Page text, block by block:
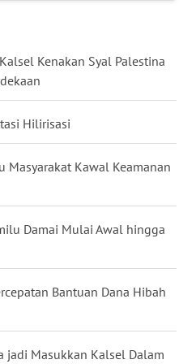
Kenakan Syal Palestina
Hilirisasi
Masyarakat Kawal Keamanan
Damai Mulai Awal hingga
Bantuan Dana Hibah
jadi Masukkan Kalsel Dalam